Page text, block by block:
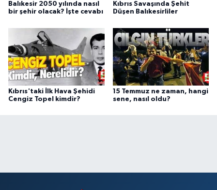
Balıkesir 2050 yılında nasıl
bir şehir olacak? İşte cevabı
Kıbrıs Savaşında Şehit
Düşen Balıkesirliler
Kıbrıs'taki İlk Hava Şehidi
Cengiz Topel kimdir?
15 Temmuz ne zaman, hangi
sene, nasıl oldu?